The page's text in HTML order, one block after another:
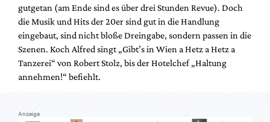
gutgetan (am Ende sind es über drei Stunden Revue). Doch
die Musik und Hits der 20er sind gut in die Handlung
eingebaut, sind nicht bloße Dreingabe, sondern passen in die
Szenen. Koch Alfred singt „Gibt’s in Wien a Hetz a Hetz a
Tanzerei“ von Robert Stolz, bis der Hotelchef „Haltung
annehmen!“ befiehlt.
Anzeige